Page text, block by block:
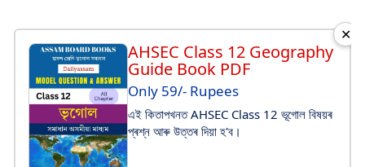
AHSEC Class 12 Geography
Guide Book PDF
Only 59/- Rupees
এই কিতাপখনত AHSEC Class 12 ভূগোল বিষয়ৰ
প্ৰশ্ন আৰু উত্তৰ দিয়া হ'ব।
✕